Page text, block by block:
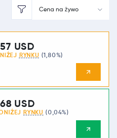
Cena na żywo
USD
RYNKU (1,80%)
USD
RYNKU (0,04%)